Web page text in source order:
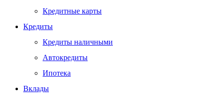
Кредитные карты
Кредиты
Кредиты наличными
Автокредиты
Ипотека
Вклады